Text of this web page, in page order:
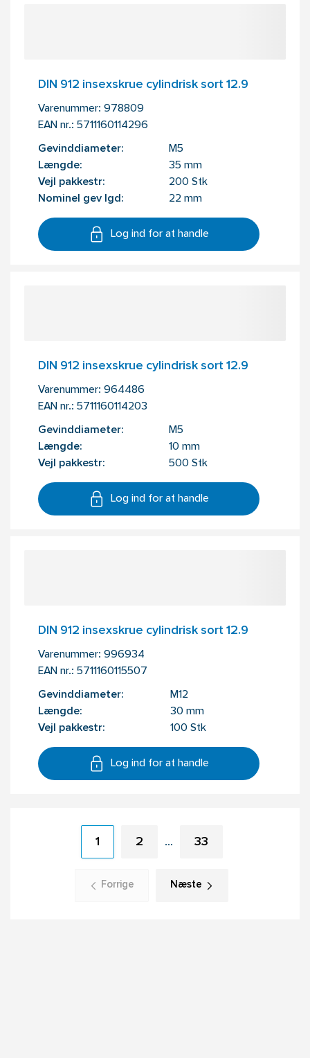
DIN 912 insexskrue cylindrisk sort 12.9
Varenummer: 978809
EAN nr.: 5711160114296
Gevinddiameter:
M5
Længde:
35 mm
Vejl pakkestr:
200 Stk
Nominel gev lgd:
22 mm
Log ind for at handle
DIN 912 insexskrue cylindrisk sort 12.9
Varenummer: 964486
EAN nr.: 5711160114203
Gevinddiameter:
M5
Længde:
10 mm
Vejl pakkestr:
500 Stk
Log ind for at handle
DIN 912 insexskrue cylindrisk sort 12.9
Varenummer: 996934
EAN nr.: 5711160115507
Gevinddiameter:
M12
Længde:
30 mm
Vejl pakkestr:
100 Stk
Log ind for at handle
Forrige
1 2 … 33
Næste